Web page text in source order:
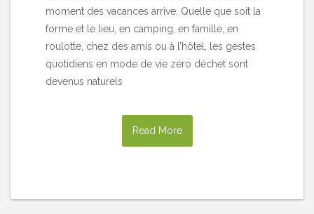
moment des vacances arrive. Quelle que soit la
forme et le lieu, en camping, en famille, en
roulotte, chez des amis ou à l’hôtel, les gestes
quotidiens en mode de vie zéro déchet sont
devenus naturels
Read More